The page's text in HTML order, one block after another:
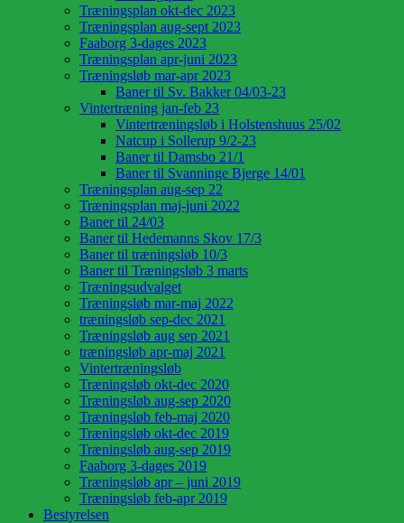
Træningsplan okt-dec 2023
Træningsplan aug-sept 2023
Faaborg 3-dages 2023
Træningsplan apr-juni 2023
Træningsløb mar-apr 2023
Baner til Sv. Bakker 04/03-23
Vintertræning jan-feb 23
Vintertræningsløb i Holstenshuus 25/02
Natcup i Sollerup 9/2-23
Baner til Damsbo 21/1
Baner til Svanninge Bjerge 14/01
Træningsplan aug-sep 22
Træningsplan maj-juni 2022
Baner til 24/03
Baner til Hedemanns Skov 17/3
Baner til træningsløb 10/3
Baner til Træningsløb 3 marts
Træningsudvalget
Træningsløb mar-maj 2022
træningsløb sep-dec 2021
Træningsløb aug sep 2021
træningsløb apr-maj 2021
Vintertræningsløb
Træningsløb okt-dec 2020
Træningsløb aug-sep 2020
Træningsløb feb-maj 2020
Træningsløb okt-dec 2019
Træningsløb aug-sep 2019
Faaborg 3-dages 2019
Træningsløb apr – juni 2019
Træningsløb feb-apr 2019
Bestyrelsen